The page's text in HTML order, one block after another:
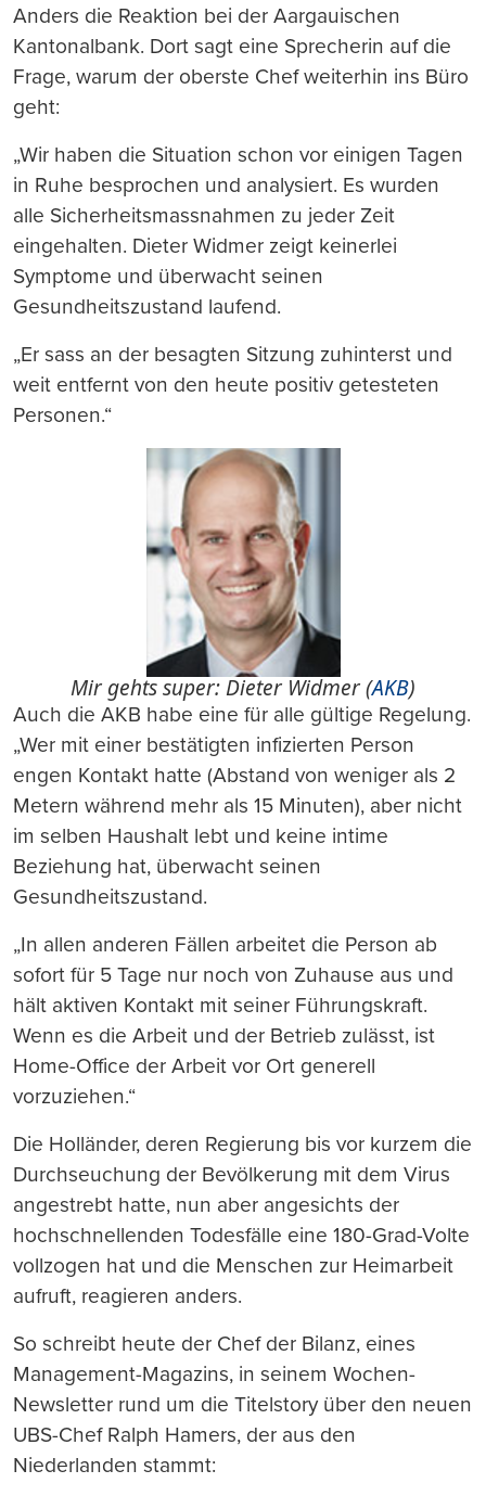
Anders die Reaktion bei der Aargauischen
Kantonalbank. Dort sagt eine Sprecherin auf die
Frage, warum der oberste Chef weiterhin ins Büro
geht:
„Wir haben die Situation schon vor einigen Tagen
in Ruhe besprochen und analysiert. Es wurden
alle Sicherheitsmassnahmen zu jeder Zeit
eingehalten. Dieter Widmer zeigt keinerlei
Symptome und überwacht seinen
Gesundheitszustand laufend.
„Er sass an der besagten Sitzung zuhinterst und
weit entfernt von den heute positiv getesteten
Personen.“
Mir gehts super: Dieter Widmer (AKB)
Auch die AKB habe eine für alle gültige Regelung.
„Wer mit einer bestätigten infizierten Person
engen Kontakt hatte (Abstand von weniger als 2
Metern während mehr als 15 Minuten), aber nicht
im selben Haushalt lebt und keine intime
Beziehung hat, überwacht seinen
Gesundheitszustand.
„In allen anderen Fällen arbeitet die Person ab
sofort für 5 Tage nur noch von Zuhause aus und
hält aktiven Kontakt mit seiner Führungskraft.
Wenn es die Arbeit und der Betrieb zulässt, ist
Home-Office der Arbeit vor Ort generell
vorzuziehen.“
Die Holländer, deren Regierung bis vor kurzem die
Durchseuchung der Bevölkerung mit dem Virus
angestrebt hatte, nun aber angesichts der
hochschnellenden Todesfälle eine 180-Grad-Volte
vollzogen hat und die Menschen zur Heimarbeit
aufruft, reagieren anders.
So schreibt heute der Chef der Bilanz, eines
Management-Magazins, in seinem Wochen-
Newsletter rund um die Titelstory über den neuen
UBS-Chef Ralph Hamers, der aus den
Niederlanden stammt: